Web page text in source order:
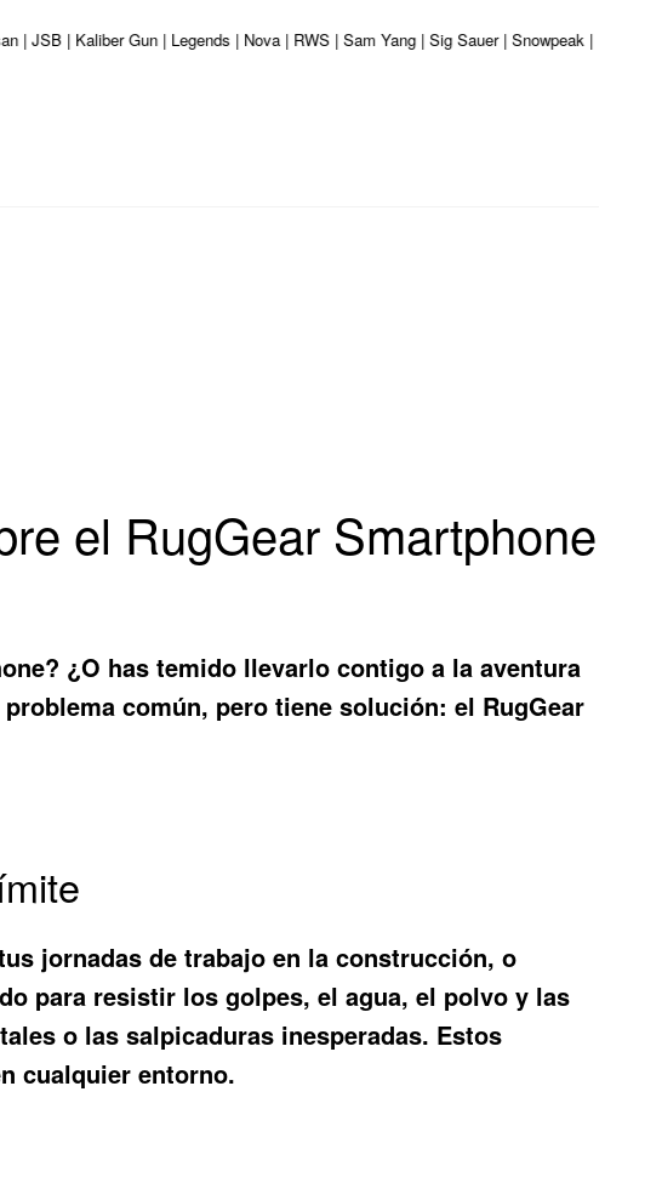
| Kaliber Gun | Legends | Nova | RWS | Sam Yang | Sig Sauer | Snowpeak | Umarex |
el RugGear Smartphone
¿O has temido llevarlo contigo a la aventura
común, pero tiene solución: el RugGear
jornadas de trabajo en la construcción, o
para resistir los golpes, el agua, el polvo y las
o las salpicaduras inesperadas. Estos
cualquier entorno.